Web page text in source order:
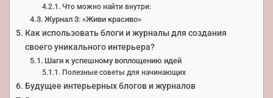
Что можно найти внутри:
Журнал 3: «Живи красиво»
Как использовать блоги и журналы для создания
своего уникального интерьера?
Шаги к успешному воплощению идей
Полезные советы для начинающих
Будущее интерьерных блогов и журналов